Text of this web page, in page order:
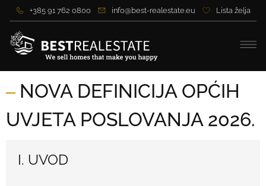
+385 91 762 0800 info@best-realestate.eu Lista želja
NOVA DEFINICIJA OPĆIH
UVJETA POSLOVANJA 2026.
I. UVOD